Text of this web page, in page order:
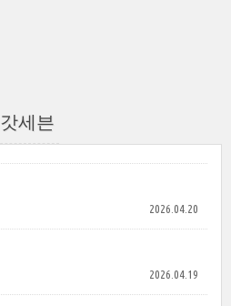
갓세븐
2026.04.20
2026.04.19